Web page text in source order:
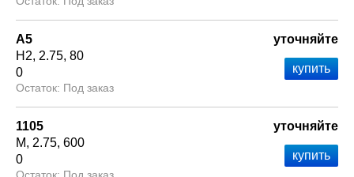
А5
Н2 2.75 80
0
Под заказ
уточняйте
1105
М
2.75 600
0
уточняйте